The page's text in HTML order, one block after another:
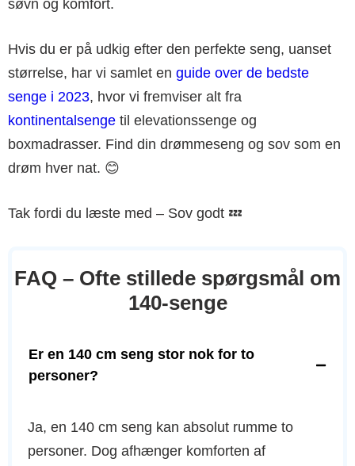
søvn og komfort.
Hvis du er på udkig efter den perfekte seng, uanset
størrelse, har vi samlet en guide over de bedste
senge i 2023, hvor vi fremviser alt fra
kontinentalsenge til elevationssenge og
boxmadrasser. Find din drømmeseng og sov som en
drøm hver nat. 😊
Tak fordi du læste med – Sov godt 💤
FAQ – Ofte stillede spørgsmål om
140-senge
Er en 140 cm seng stor nok for to
personer?
Ja, en 140 cm seng kan absolut rumme to
personer. Dog afhænger komforten af